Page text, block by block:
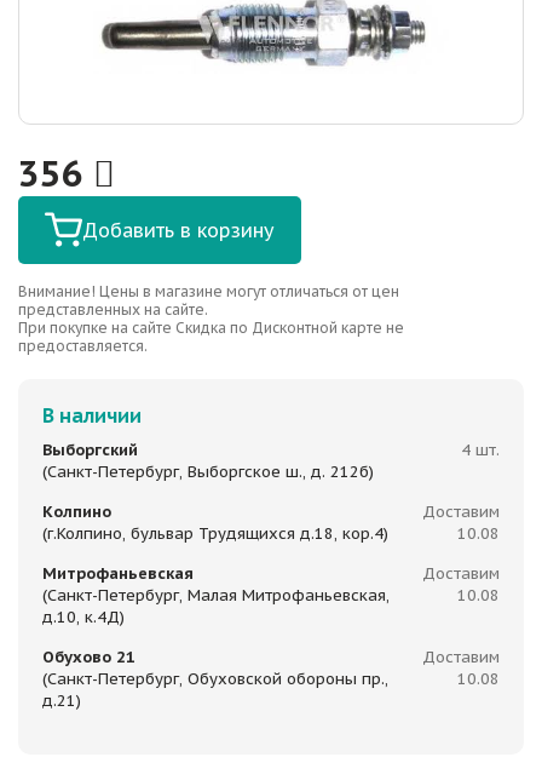
356
Добавить в корзину
Внимание! Цены в магазине могут отличаться от цен
представленных на сайте.
При покупке на сайте Скидка по Дисконтной карте не
предоставляется.
В наличии
Выборгский
(Санкт-Петербург, Выборгское ш., д. 212б)
4 шт.
Колпино
(г.Колпино, бульвар Трудящихся д.18, кор.4)
Доставим
10.08
Митрофаньевская
(Санкт-Петербург, Малая Митрофаньевская,
д.10, к.4Д)
Доставим
10.08
Обухово 21
(Санкт-Петербург, Обуховской обороны пр.,
д.21)
Доставим
10.08